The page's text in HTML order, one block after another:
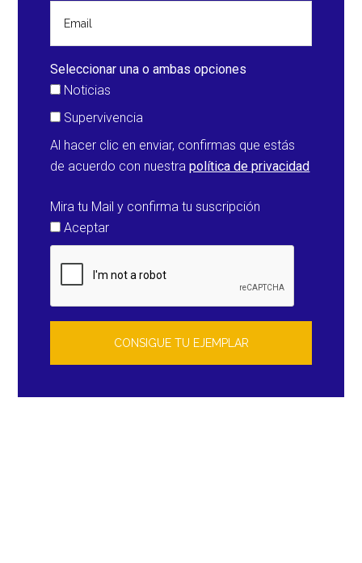
Seleccionar una o ambas opciones
Noticias
Supervivencia
Al hacer clic en enviar, confirmas que estás
de acuerdo con nuestrapolítica de privacidad
Mira tu Mail y confirma tu suscripción
Aceptar